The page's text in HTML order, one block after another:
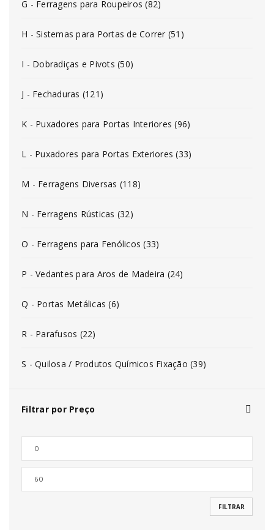
G - Ferragens para Roupeiros (82)
H - Sistemas para Portas de Correr (51)
I - Dobradiças e Pivots (50)
J - Fechaduras (121)
K - Puxadores para Portas Interiores (96)
L - Puxadores para Portas Exteriores (33)
M - Ferragens Diversas (118)
N - Ferragens Rústicas (32)
O - Ferragens para Fenólicos (33)
P - Vedantes para Aros de Madeira (24)
Q - Portas Metálicas (6)
R - Parafusos (22)
S - Quilosa / Produtos Químicos Fixação (39)
Filtrar por Preço
FILTRAR